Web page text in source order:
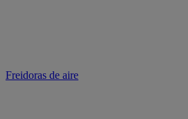
Freidoras de aire